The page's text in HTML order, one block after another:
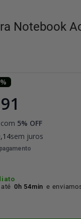
Notebook
%
com 5% OFF
,14sem juros
0h 54min e